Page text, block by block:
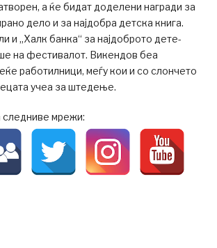
а ќе бидат доделени награди за
дело и за најдобра детска книга.
и „Халк банка“ за најдоброто дете-
на фестивалот. Викендов беа
работилници, меѓу кои и со слончето
учеа за штедење.
следниве мрежи: